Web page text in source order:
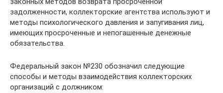
задолженности, коллекторские агентства используют и
методы психологического давления и запугивания лиц,
имеющих просроченные и непогашенные денежные
обязательства.
Федеральный закон №230 обозначил следующие
способы и методы взаимодействия коллекторских
организаций с должником: